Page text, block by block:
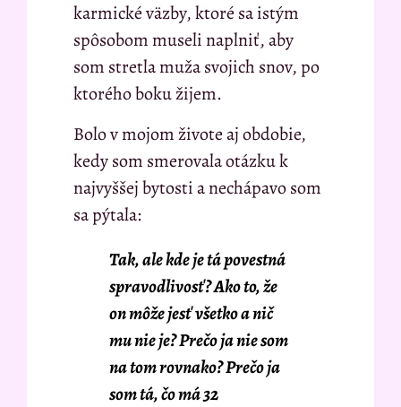
karmické väzby, ktoré sa istým
spôsobom museli naplniť, aby
som stretla muža svojich snov, po
ktorého boku žijem.
Bolo v mojom živote aj obdobie,
kedy som smerovala otázku k
najvyššej bytosti a nechápavo som
sa pýtala:
Tak, ale kde je tá povestná
spravodlivosť? Ako to, že
on môže jesť všetko a nič
mu nie je? Prečo ja nie som
na tom rovnako? Prečo ja
som tá, čo má 32